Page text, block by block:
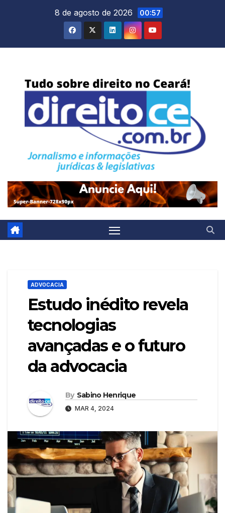
8 de agosto de 2026 00:57
ADVOCACIA
Estudo inédito revela
tecnologias
avançadas e o futuro
da advocacia
By Sabino Henrique
MAR 4, 2024